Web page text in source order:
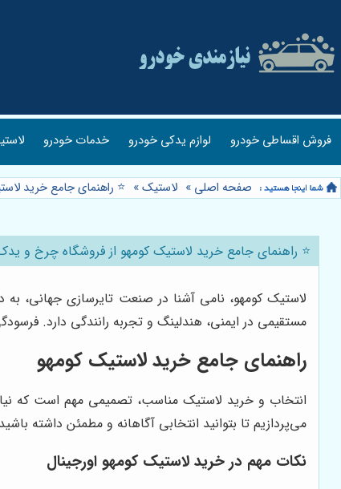
فروش اقساطی خودرو لوازم یدکی خودرو خدمات خودرو
صفحه اصلی » لاستیک» ⭐️ راهنمای جامع خرید
⭐️ راهنمای جامع خرید لاستیک کومهو از فروشگاه چرخ و یدک
لاستیک کومهو، نامی آشنا در صنعت تایرسازی جهانی، به
مستقیمی در ایمنی، هندلینگ و تجربه رانندگی دارد.
راهنمای جامع خرید لاستیک کومهو
انتخاب و خرید لاستیک مناسب، تصمیمی مهم است که
می‌پردازیم تا بتوانید انتخابی آگاهانه و مطمئن داشته
نکات مهم در خرید لاستیک کومهو اورجینال